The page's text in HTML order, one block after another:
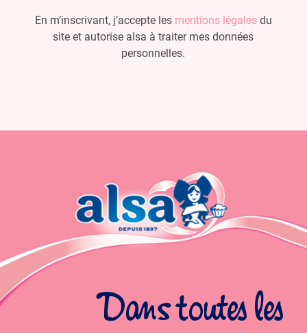
En m’inscrivant, j’accepte les mentions légalesdu
site et autorise alsa à traiter mes données
personnelles.
Dans toutes les